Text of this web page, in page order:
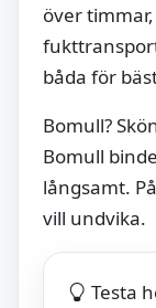
över
båda för
Bomull?
Bomull
långsamt.
vill undvika.
Testa